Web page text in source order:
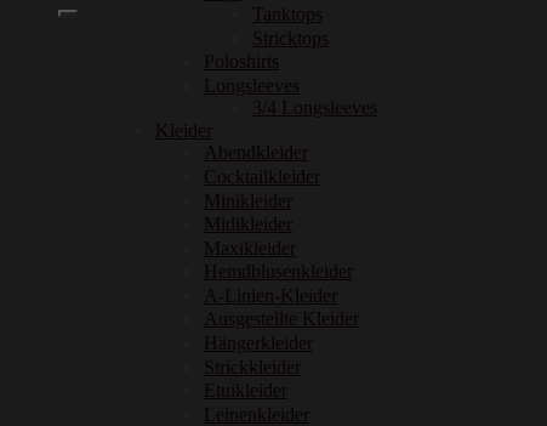
Tanktops
Stricktops
Poloshirts
Longsleeves
3/4 Longsleeves
Kleider
Abendkleider
Cocktailkleider
Minikleider
Midikleider
Maxikleider
Hemdblusenkleider
A-Linien-Kleider
Ausgestellte Kleider
Hängerkleider
Strickkleider
Etuikleider
Leinenkleider